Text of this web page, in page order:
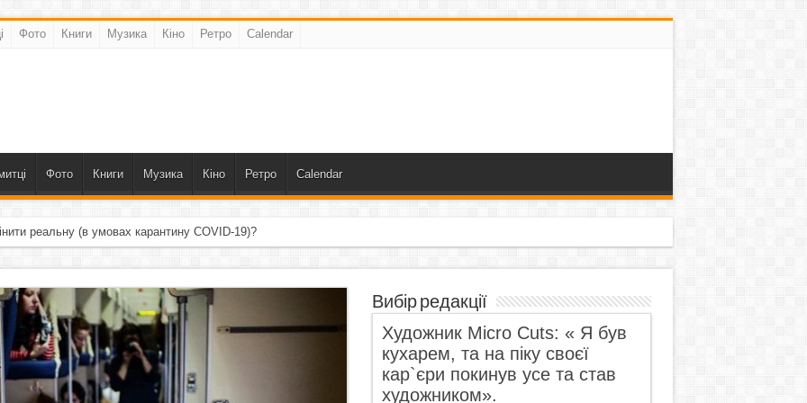
Фото Книги Музика Кіно Ретро Calendar
Фото Книги Музика Кіно Ретро Calendar
реальну (в умовах карантину COVID-19)?
що пропустила крізь себе»
Вибір редакції
Художник Micro Cuts: « Я був
кухарем, та на піку своєї
кар`єри покинув усе та став
художником».